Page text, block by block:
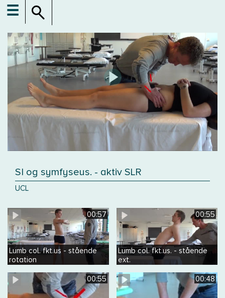
☰
SI og symfyseus. - aktiv SLR
UCL
00:57
Lumb col. fkt.us - stående
rotation
00:55
Lumb col. fkt.us. - stående
ext.
00:55 00:48